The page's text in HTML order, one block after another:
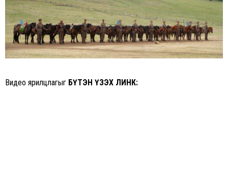
Видео ярилцлагыг БҮТЭН ҮЗЭХ ЛИНК: